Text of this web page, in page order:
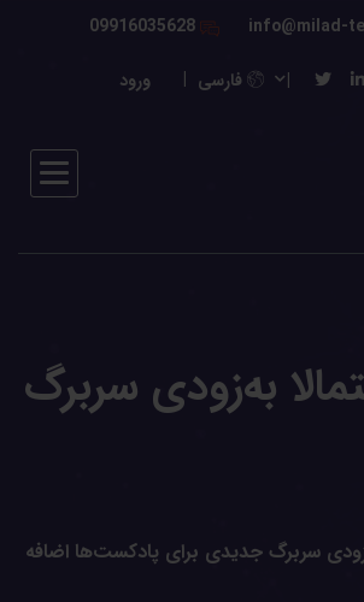
09916035628
فارسی ورود
به‌زودی سربرگ
سربرگ جدیدی برای پادکست‌ها اضافه